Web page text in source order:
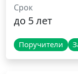
Срок
до 5 лет
Поручители